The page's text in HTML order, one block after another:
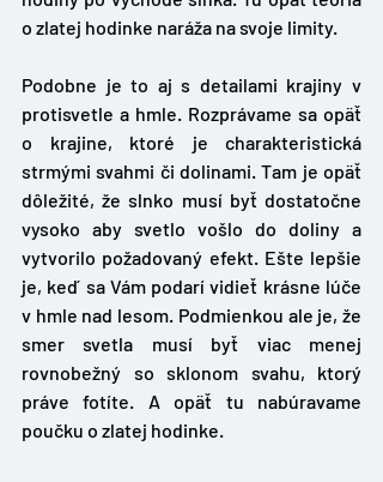
o zlatej hodinke naráža na svoje limity.
Podobne je to aj s detailami krajiny v
protisvetle a hmle. Rozprávame sa opäť
o krajine, ktoré je charakteristická
strmými svahmi či dolinami. Tam je opäť
dôležité, že slnko musí byť dostatočne
vysoko aby svetlo vošlo do doliny a
vytvorilo požadovaný efekt. Ešte lepšie
je, keď sa Vám podarí vidieť krásne lúče
v hmle nad lesom. Podmienkou ale je, že
smer svetla musí byť viac menej
rovnobežný so sklonom svahu, ktorý
práve fotíte. A opäť tu nabúravame
poučku o zlatej hodinke.